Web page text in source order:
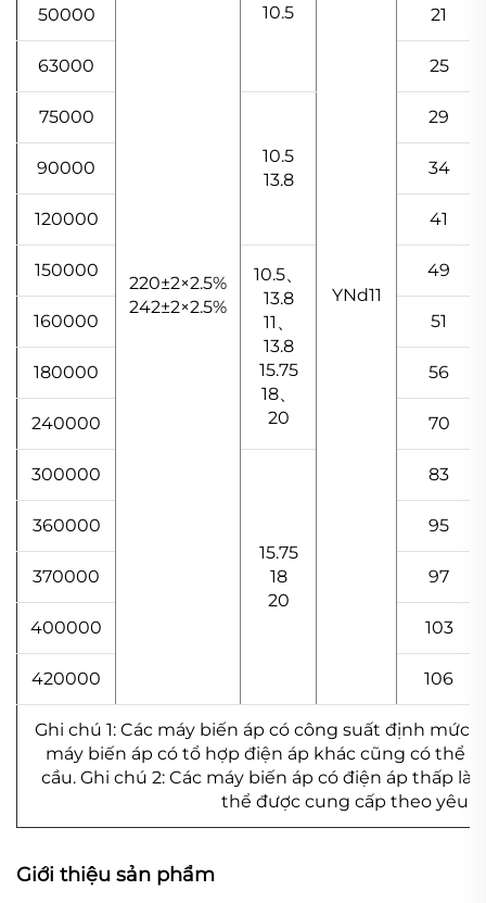
220±2×2.5%
242±2×2.5%
10.5
YNd11
50000 21
63000 25
75000
10.5
13.8
29
90000 34
120000 41
150000
10.5、
13.8
11、
13.8
15.75
18、
20
49
160000 51
180000 56
240000 70
300000
15.75
18
20
83
360000 95
370000 97
400000 103
420000 106
Ghi chú 1: Các máy biến áp có công suất định mức
máy biến áp có tổ hợp điện áp khác cũng có thể
cầu. Ghi chú 2: Các máy biến áp có điện áp thấp là
thể được cung cấp theo yêu
Giới thiệu sản phẩm